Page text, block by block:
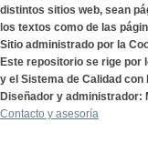
distintos sitios web, sean
los textos como de las
Sitio administrado por la
Este repositorio se rige
y el Sistema de Calidad
Diseñador y administrador:
Contacto y asesoría